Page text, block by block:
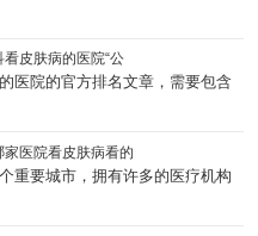
皮肤病的医院“公
医院的官方排名文章，需要包含
医院看皮肤病看的
重要城市，拥有许多的医疗机构